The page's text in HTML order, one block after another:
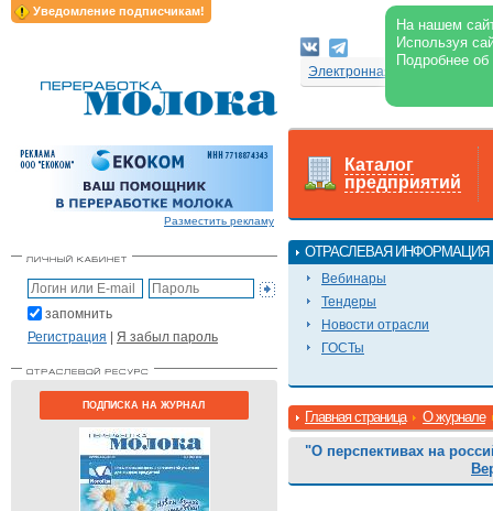
Уведомление подписчикам!
На нашем
Используя
Подробнее
Электронная версия
Разместить рекламу
запомнить
Регистрация | Я забыл пароль
ПОДПИСКА НА ЖУРНАЛ
Каталог
предприятий
ОТРАСЛЕВАЯ ИНФОРМАЦИЯ
Вебинары
Тендеры
Новости отрасли
ГОСТы
Главная страница О журнале
"О перспективах на